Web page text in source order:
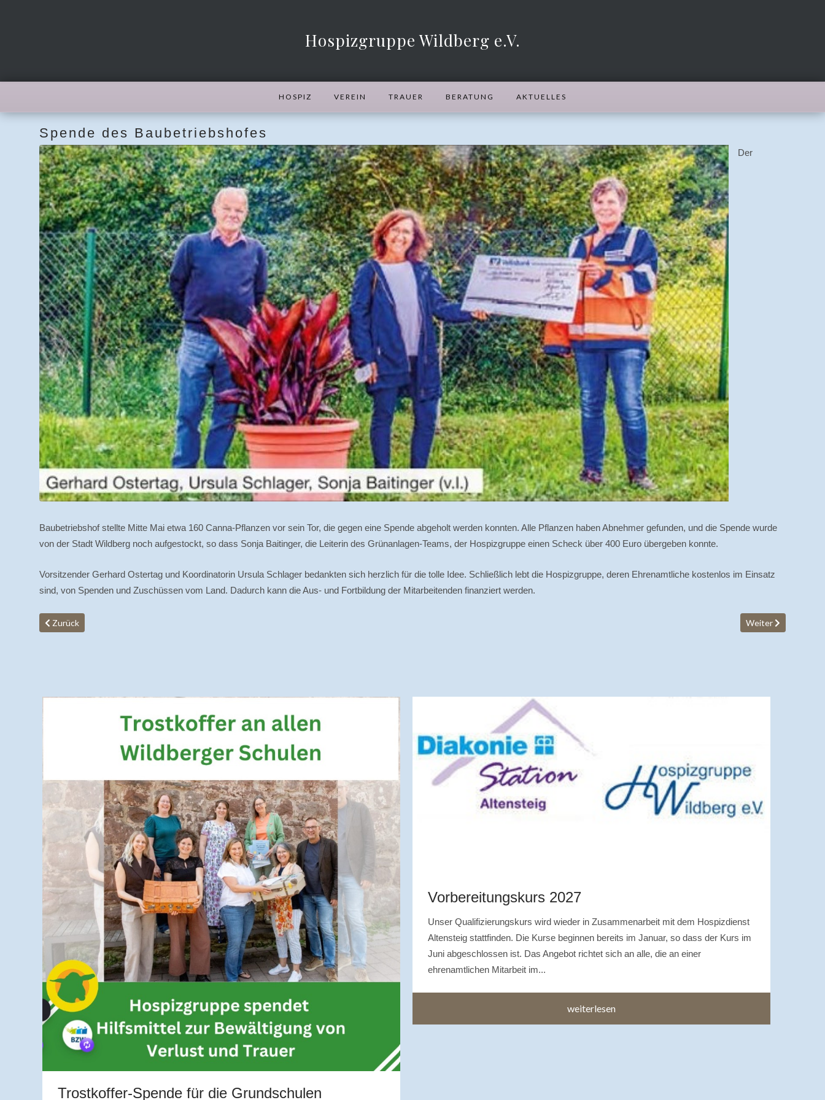
Hospizgruppe Wildberg e.V.
HOSPIZ VEREIN TRAUER BERATUNG AKTUELLES
Spende des Baubetriebshofes
Der
Baubetriebshof stellte Mitte Mai etwa 160 Canna-Pflanzen vor sein Tor, die gegen eine Spende abgeholt werden konnten. Alle Pflanzen haben Abnehmer gefunden, und die Spende wurde
von der Stadt Wildberg noch aufgestockt, so dass Sonja Baitinger, die Leiterin des Grünanlagen-Teams, der Hospizgruppe einen Scheck über 400 Euro übergeben konnte.
Vorsitzender Gerhard Ostertag und Koordinatorin Ursula Schlager bedankten sich herzlich für die tolle Idee. Schließlich lebt die Hospizgruppe, deren Ehrenamtliche kostenlos im Einsatz
sind, von Spenden und Zuschüssen vom Land. Dadurch kann die Aus- und Fortbildung der Mitarbeitenden finanziert werden.
Vorheriger Beitrag: Welthospiztag 9.10. und deutscher Hospiztag 14.10.
Zurück Nächster Beitrag:
Weiter
Trostkoffer-Spende für die Grundschulen
Vorbereitungskurs 2027
Unser Qualifizierungskurs wird wieder in Zusammenarbeit mit dem Hospizdienst
Altensteig stattfinden. Die Kurse beginnen bereits im Januar, so dass der Kurs im
Juni abgeschlossen ist. Das Angebot richtet sich an alle, die an einer
ehrenamtlichen Mitarbeit im...
weiterlesen